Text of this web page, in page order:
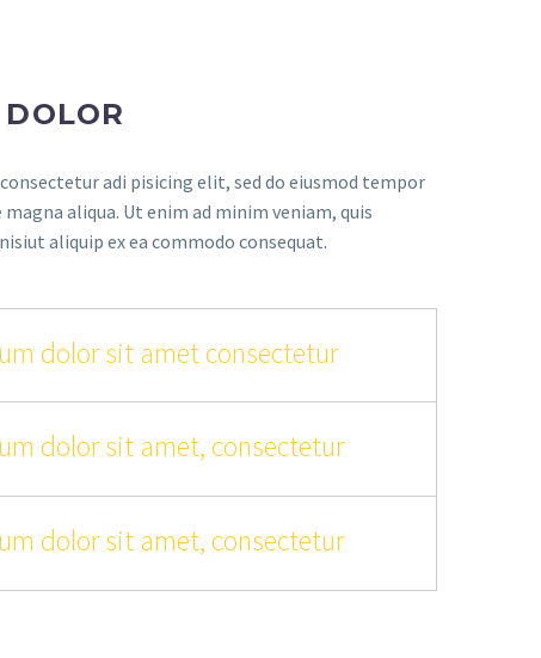
adi pisicing elit, sed do eiusmod tempor
aliqua. Ut enim ad minim veniam, quis
aliquip ex ea commodo consequat.
dolor sit amet consectetur
dolor sit amet, consectetur
dolor sit amet, consectetur